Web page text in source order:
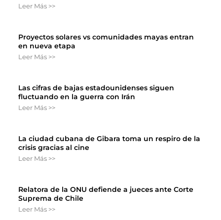
Leer Más >>
Proyectos solares vs comunidades mayas entran
en nueva etapa
Leer Más >>
Las cifras de bajas estadounidenses siguen
fluctuando en la guerra con Irán
Leer Más >>
La ciudad cubana de Gibara toma un respiro de la
crisis gracias al cine
Leer Más >>
Relatora de la ONU defiende a jueces ante Corte
Suprema de Chile
Leer Más >>